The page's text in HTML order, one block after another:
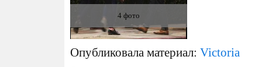
4 фото
Опубликовала материал: Victoria